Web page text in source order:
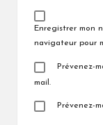
Enregistrer mon
navigateur pour
Prévenez-
mail.
Prévenez-